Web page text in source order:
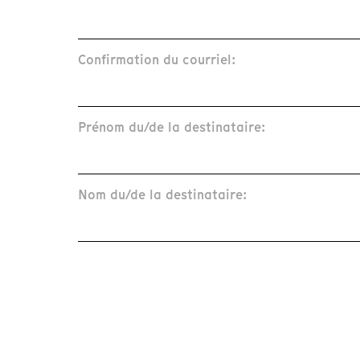
Confirmation du courriel:
Prénom du/de la destinataire:
Nom du/de la destinataire: